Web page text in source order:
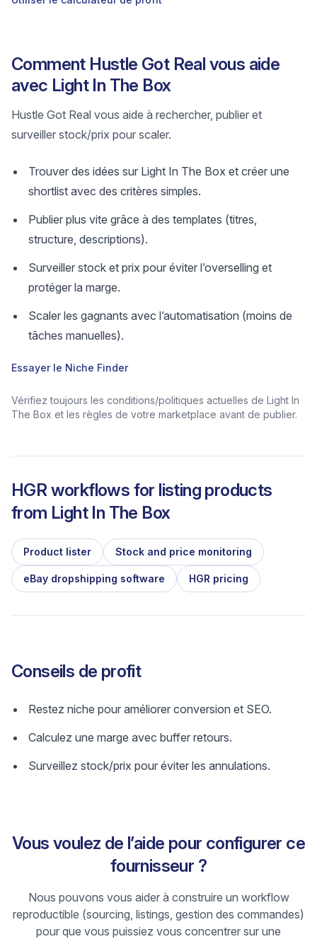
Comment Hustle Got Real vous aide
avec Light In The Box
Hustle Got Real vous aide à rechercher, publier et
surveiller stock/prix pour scaler.
Trouver des idées sur Light In The Box et créer une
shortlist avec des critères simples.
Publier plus vite grâce à des templates (titres,
structure, descriptions).
Surveiller stock et prix pour éviter l’overselling et
protéger la marge.
Scaler les gagnants avec l’automatisation (moins de
tâches manuelles).
Essayer le Niche Finder
Vérifiez toujours les conditions/politiques actuelles de Light In
The Box et les règles de votre marketplace avant de publier.
HGR workflows for listing products
from Light In The Box
Product lister Stock and price monitoring
eBay dropshipping software HGR pricing
Conseils de profit
Restez niche pour améliorer conversion et SEO.
Calculez une marge avec buffer retours.
Surveillez stock/prix pour éviter les annulations.
Vous voulez de l’aide pour configurer ce
fournisseur ?
Nous pouvons vous aider à construire un workflow
reproductible (sourcing, listings, gestion des commandes)
pour que vous puissiez vous concentrer sur une